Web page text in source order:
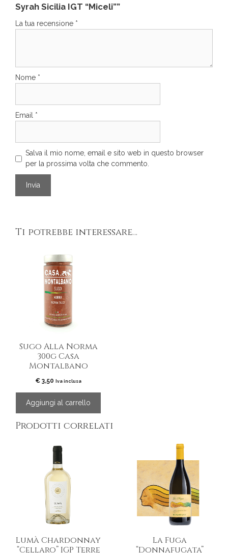
Syrah Sicilia IGT “Miceli””
La tua recensione *
Nome *
Email *
Salva il mio nome, email e sito web in questo browser
per la prossima volta che commento.
Ti potrebbe interessare…
Sugo Alla Norma
300g Casa
Montalbano
€3,50 Iva inclusa
Aggiungi al carrello
Prodotti correlati
Lumà Chardonnay
“Cellaro” IGP Terre
La Fuga
“Donnafugata”